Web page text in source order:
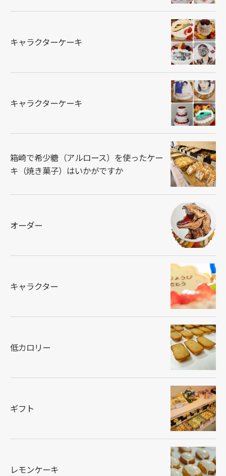
キャラクターケーキ
キャラクターケーキ
箱崎で希少糖（アルロース）を使ったケー
キ（焼き菓子）はいかがですか
オーダー
キャラクター
低カロリー
ギフト
レモンケーキ